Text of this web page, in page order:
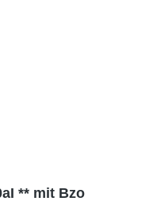
** mit Bzo